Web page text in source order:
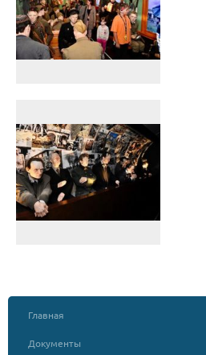
Главная
Документы